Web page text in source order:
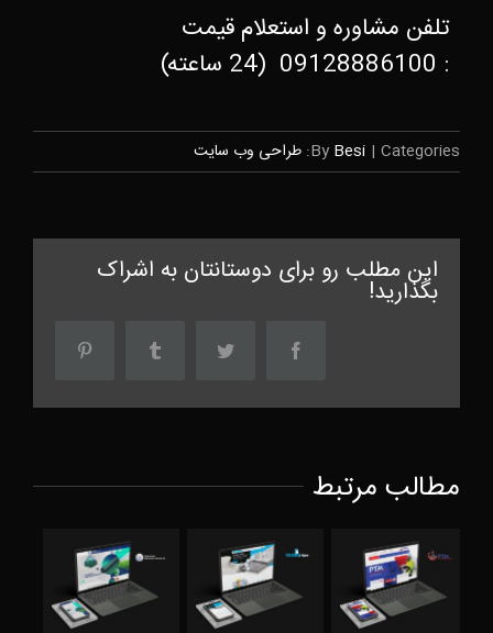
تلفن مشاوره و استعلام قیمت
:
09128886100 (24 ساعته)
By Besi | Categories: طراحی وب سایت
این مطلب رو برای دوستانتان به اشراک
بگذارید!
مطالب مرتبط